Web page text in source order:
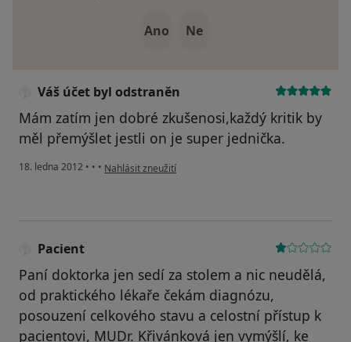
Ano Ne
Váš účet byl odstraněn
Mám zatím jen dobré zkušenosi,každý kritik by
měl přemýšlet jestli on je super jednička.
18. ledna 2012 • • • podle názoru uživatele Váš účet byl odstraněn
Nahlásit zneužití
Pacient
Paní doktorka jen sedí za stolem a nic neudělá,
od praktického lékaře čekám diagnózu,
posouzení celkového stavu a celostní přístup k
pacientovi, MUDr. Křivánková jen vymýšlí, ke